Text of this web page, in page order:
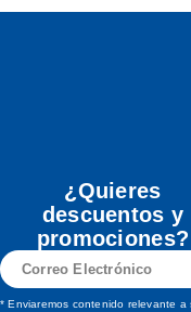
¿Quieres
descuentos y
promociones?
Correo
Electrónico
* Enviaremos contenido relevante a